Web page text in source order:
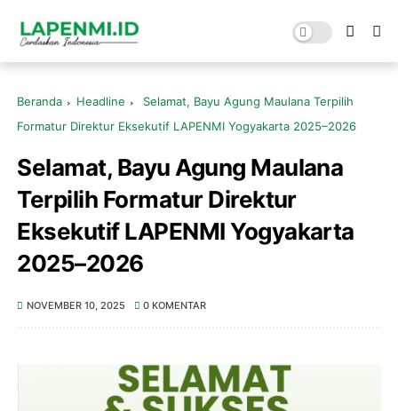
Beranda Headline
Selamat, Bayu Agung Maulana Terpilih
Formatur Direktur Eksekutif LAPENMI Yogyakarta 2025–2026
Selamat, Bayu Agung Maulana
Terpilih Formatur Direktur
Eksekutif LAPENMI Yogyakarta
2025–2026
NOVEMBER 10, 2025 0 KOMENTAR